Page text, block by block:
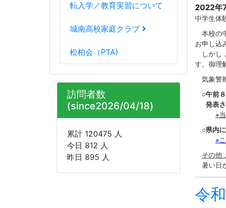
転入学／教育実習について
城南高校家庭クラブ
松柏会（PTA)
訪問者数
(since2026/04/18)
累計 120475 人
今日 812 人
昨日 895 人
2022年
中学生体
本校の
お申し込
しかし
す。御理
気象警
○午前
発表さ
※
○県内
※
その他
暑い日
令